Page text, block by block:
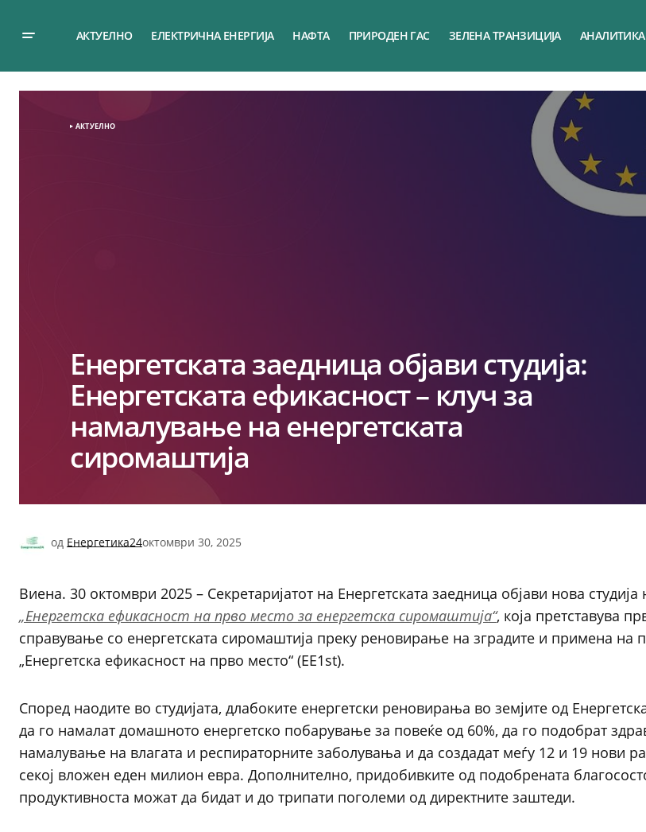
АКТУЕЛНО ЕЛЕКТРИЧНА ЕНЕРГИЈА НАФТА ПРИРОДЕН ГАС ЗЕЛЕНА ТРАНЗИЦИЈА АНАЛИТИКА
АКТУЕЛНО
Енергетската заедница објави студија:
Енергетската ефикасност – клуч за
намалување на енергетската
сиромаштија
од Енергетика24октомври 30, 2025
Виена. 30 октомври 2025 – Секретаријатот на Енергетската заедница објави нова студија
„Енергетска ефикасност на прво место за енергетска сиромаштија“, која претставува
справување со енергетската сиромаштија преку реновирање на зградите и примена на
„Енергетска ефикасност на прво место“ (EE1st).
Според наодите во студијата, длабоките енергетски реновирања во земјите од
да го намалат домашното енергетско побарување за повеќе од 60%, да го подобрат
намалување на влагата и респираторните заболувања и да создадат меѓу 12 и 19 нови
секој вложен еден милион евра. Дополнително, придобивките од подобрената
продуктивноста можат да бидат и до трипати поголеми од директните заштеди.